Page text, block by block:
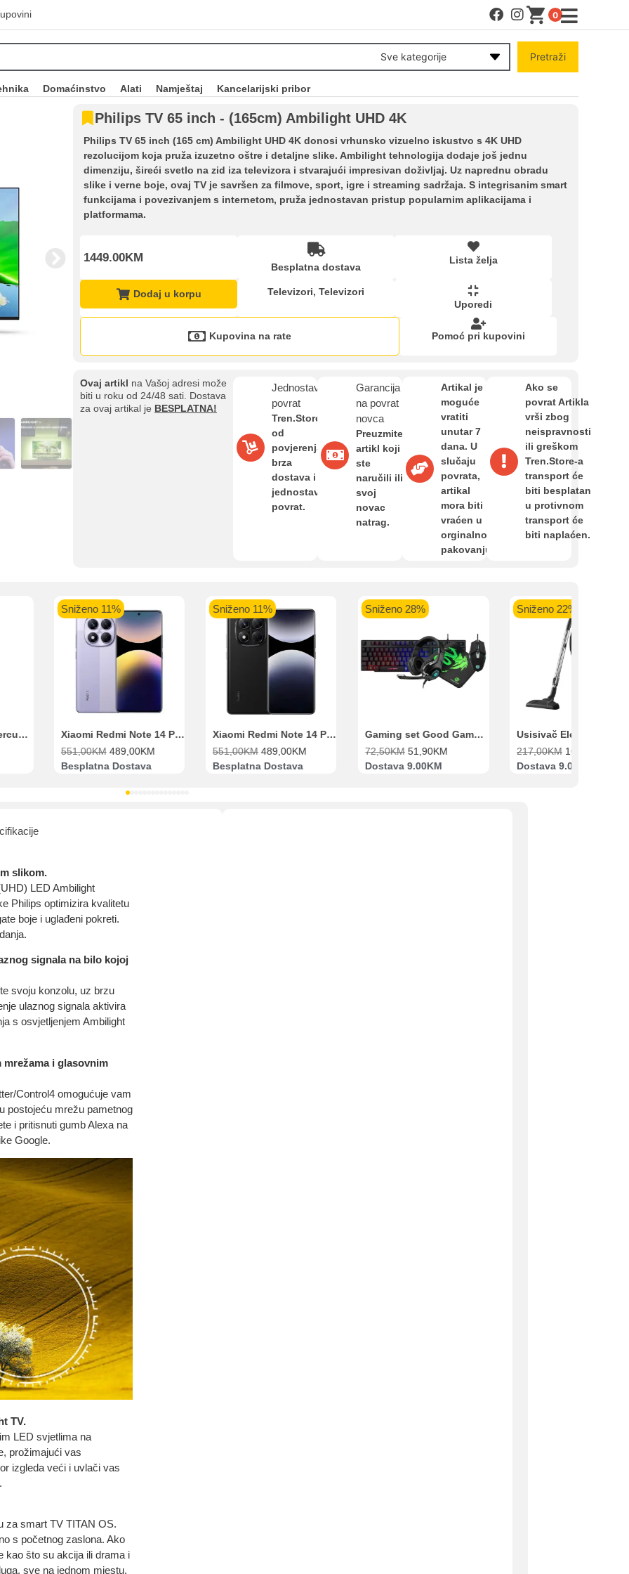
0
Sve kategorije Pretraži
Domaćinstvo Alati Namještaj Kancelarijski pribor
Philips TV 65 inch - (165cm) Ambilight UHD 4K
Philips TV 65 inch (165 cm) Ambilight UHD 4K donosi vrhunsko vizuelno iskustvo s 4K UHD
rezolucijom koja pruža izuzetno oštre i detaljne slike. Ambilight tehnologija dodaje još jednu
dimenziju, šireći svetlo na zid iza televizora i stvarajući impresivan doživljaj. Uz naprednu obradu
slike i verne boje, ovaj TV je savršen za filmove, sport, igre i streaming sadržaja. S integrisanim smart
funkcijama i povezivanjem s internetom, pruža jednostavan pristup popularnim aplikacijama i
platformama.
1449.00KM
Besplatna dostava
Lista želja
Dodaj u korpu Televizori, Televizori
Uporedi
Kupovina na rate Pomoć pri kupovini
Ovaj artikl na Vašoj adresi može
biti u roku od 24/48 sati. Dostava
za ovaj artikal je BESPLATNA!
Jednostavan
povrat
Tren.Store
od
povjerenja,
brza
dostava i
jednostavan
povrat.
Garancija
na povrat
novca
Preuzmite
artikl koji
ste
naručili ili
svoj
novac
natrag.
Artikal je
moguće
vratiti
unutar 7
dana. U
slučaju
povrata,
artikal
mora biti
vraćen u
orginalnom
pakovanju.
Ako se
povrat Artikla
vrši zbog
neispravnosti
ili greškom
Tren.Store-a
transport će
biti besplatan
u protivnom
transport će
biti naplaćen.
Xiaomi Redmi Note 14 Pro 8GB 256GB Ljubičasti
Dostava
Sniženo 11%
Xiaomi Redmi Note 14 Pro 8GB 256GB Crni
551,00KM
Besplatna Dostava
Sniženo 28%
Gaming set Good Game Tastatura, Miš, Slušalice i podloga za miš
72,50KM
Dostava 9.00KM
Sniženo 22%
Usisivač Electrolux EB31C1UG
217,00
Dostava 9.00KM
slikom.
LED Ambilight
Philips optimizira kvalitetu
boje i uglađeni pokreti.
signala na bilo kojoj
svoju konzolu, uz brzu
ulaznog signala aktivira
s osvjetljenjem Ambilight
i glasovnim
Control4 omogućuje vam
postojeću mrežu pametnog
i pritisnuti gumb Alexa na
Google.
TV.
LED svjetlima na
prožimajući vas
izgleda veći i uvlači vas
za smart TV TITAN OS.
s početnog zaslona. Ako
kao što su akcija ili drama i
sve na jednom mjestu.
Račun
Kupovina na rate
Zahtjev za reklamaciju
Privatnost kupca
Uvjeti i odredbe
rate možete obaviti ukoliko posjedujete jednu od slikovito prikazanih kartica ispod.
do 24 rate
Shop'n'Fun do 36 rata
Pomoć pri kupovini
Bit će uračunati bankarski troškovi u iznosi od 3.5%